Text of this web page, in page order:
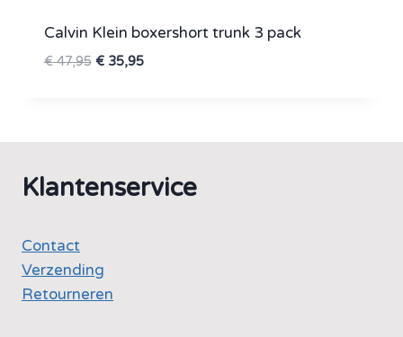
Calvin Klein boxershort trunk 3 pack
€47,95 Oorspronkelijke
€35,95Huidige
Klantenservice
Contact
Verzending
Retourneren